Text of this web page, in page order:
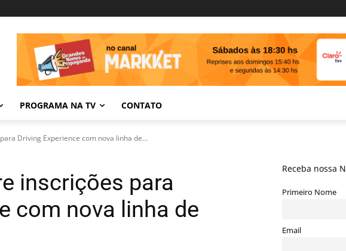
PROGRAMA NA TV CONTATO
Driving Experience com nova linha de...
inscrições para
com nova linha de
Receba nossa
Primeiro Nome
Email